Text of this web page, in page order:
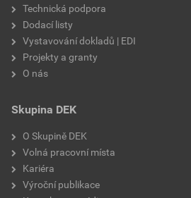
Technická podpora
Dodací listy
Vystavování dokladů | EDI
Projekty a granty
O nás
Skupina DEK
O Skupině DEK
Volná pracovní místa
Kariéra
Výroční publikace